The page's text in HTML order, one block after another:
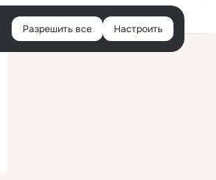
Войти
Разрешить все Настроить